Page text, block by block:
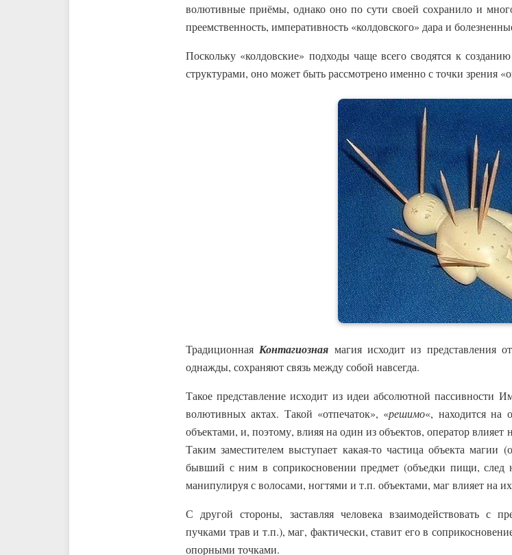
волютивные приёмы, однако оно по сути своей сохранило и
преемственность, императивность «колдовского» дара и
Поскольку «колдовские» подходы чаще всего сводятся к
структурами, оно может быть рассмотрено именно с точки зрения
ТрадиционнаяКонтагиозная магия исходит из представления
однажды, сохраняют связь между собой навсегда.
Такое представление исходит из идеи абсолютной пассивности
волютивных актах. Такой «отпечаток», «решимо«, находится на
объектами, и, поэтому, влияя на один из объектов, оператор
Таким заместителем выступает какая-то частица объекта
бывший с ним в соприкосновении предмет (объедки пищи,
манипулируя с волосами, ногтями и т.п. объектами, маг влияет на
С другой стороны, заставляя человека взаимодействовать с
пучками трав и т.п.), маг, фактически, ставит его в
опорными точками.